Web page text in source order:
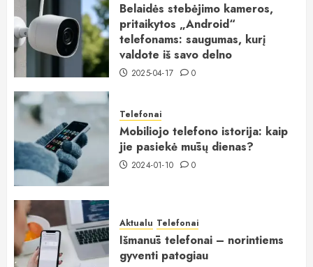
Belaidės stebėjimo kameros,
pritaikytos „Android“
telefonams: saugumas, kurį
valdote iš savo delno
2025-04-17 0
Telefonai
Mobiliojo telefono istorija: kaip
jie pasiekė mūsų dienas?
2024-01-10 0
Aktualu Telefonai
Išmanūs telefonai – norintiems
gyventi patogiau